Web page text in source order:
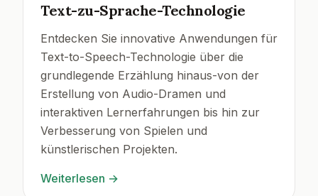
Text-zu-Sprache-Technologie
Entdecken Sie innovative Anwendungen für
Text-to-Speech-Technologie über die
grundlegende Erzählung hinaus-von der
Erstellung von Audio-Dramen und
interaktiven Lernerfahrungen bis hin zur
Verbesserung von Spielen und
künstlerischen Projekten.
Weiterlesen →